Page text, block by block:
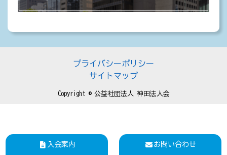
入会案内 お問い合わせ
プライバシーポリシー
サイトマップ
Copyright © 公益社団法人 神田法人会